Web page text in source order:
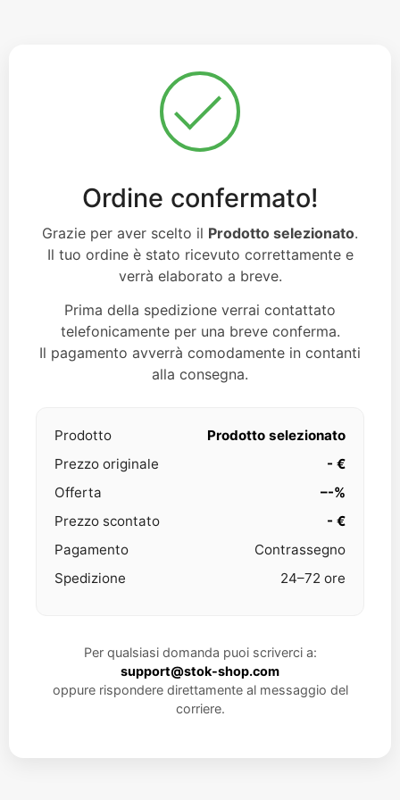
Ordine confermato!
Grazie per aver scelto il Prodotto selezionato.
Il tuo ordine è stato ricevuto correttamente e
verrà elaborato a breve.
Prima della spedizione verrai contattato
telefonicamente per una breve conferma.
Il pagamento avverrà comodamente in contanti
alla consegna.
Prodotto
Prodotto selezionato
Prezzo originale
- €
Offerta
–-%
Prezzo scontato
- €
Pagamento
Contrassegno
Spedizione
24–72 ore
Per qualsiasi domanda puoi scriverci a:
support@stok-shop.com
oppure rispondere direttamente al messaggio del
corriere.